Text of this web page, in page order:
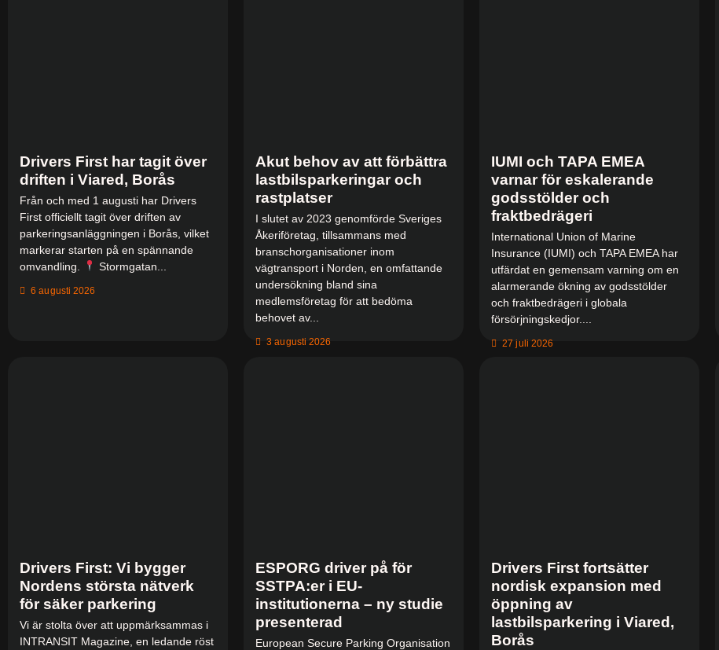
Drivers First har tagit över
driften i Viared, Borås
Från och med 1 augusti har Drivers
First officiellt tagit över driften av
parkeringsanläggningen i Borås, vilket
markerar starten på en spännande
omvandling.
Stormgatan...
6 augusti 2026
Akut behov av att förbättra
lastbilsparkeringar och
rastplatser
I slutet av 2023 genomförde Sveriges
Åkeriföretag, tillsammans med
branschorganisationer inom
vägtransport i Norden, en omfattande
undersökning bland sina
medlemsföretag för att bedöma
behovet av...
3 augusti 2026
IUMI och TAPA EMEA
varnar för eskalerande
godsstölder och
fraktbedrägeri
International Union of Marine
Insurance (IUMI) och TAPA EMEA har
utfärdat en gemensam varning om en
alarmerande ökning av godsstölder
och fraktbedrägeri i globala
försörjningskedjor....
27 juli 2026
Drivers First: Vi bygger
Nordens största nätverk
för säker parkering
Vi är stolta över att uppmärksammas i
INTRANSIT Magazine, en ledande röst
ESPORG driver på för
SSTPA:er i EU-
institutionerna – ny studie
presenterad
European Secure Parking Organisation
Drivers First fortsätter
nordisk expansion med
öppning av
lastbilsparkering i Viared,
Borås